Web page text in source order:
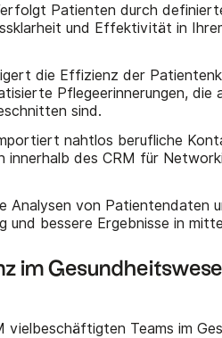
Patienten durch
und Effektivität in
die Effizienz der
Pflegeerinnerungen, die
sind.
nahtlos berufliche
des CRM für
Analysen von Patientendaten
und bessere Ergebnisse in
im
vielbeschäftigten Teams im